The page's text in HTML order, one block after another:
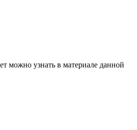
можно узнать в материале данной